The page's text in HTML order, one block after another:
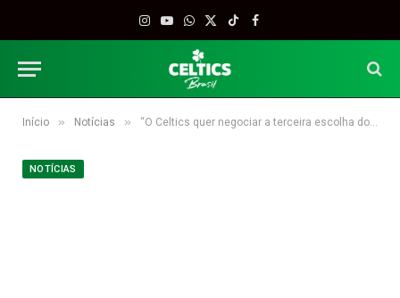
Instagram
YouTube
WhatsApp
X
TikTokFacebook
Início » Notícias » “O Celtics quer negociar a terceira escolha do Draft”, afirma jornalista
NOTÍCIAS